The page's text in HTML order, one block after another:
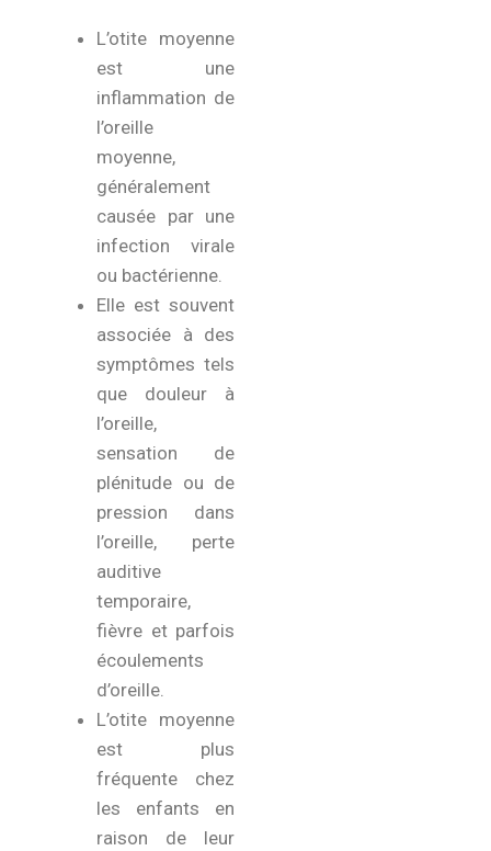
L’otite moyenne
est une
inflammation de
l’oreille
moyenne,
généralement
causée par une
infection virale
ou bactérienne.
Elle est souvent
associée à des
symptômes tels
que douleur à
l’oreille,
sensation de
plénitude ou de
pression dans
l’oreille, perte
auditive
temporaire,
fièvre et parfois
écoulements
d’oreille.
L’otite moyenne
est plus
fréquente chez
les enfants en
raison de leur